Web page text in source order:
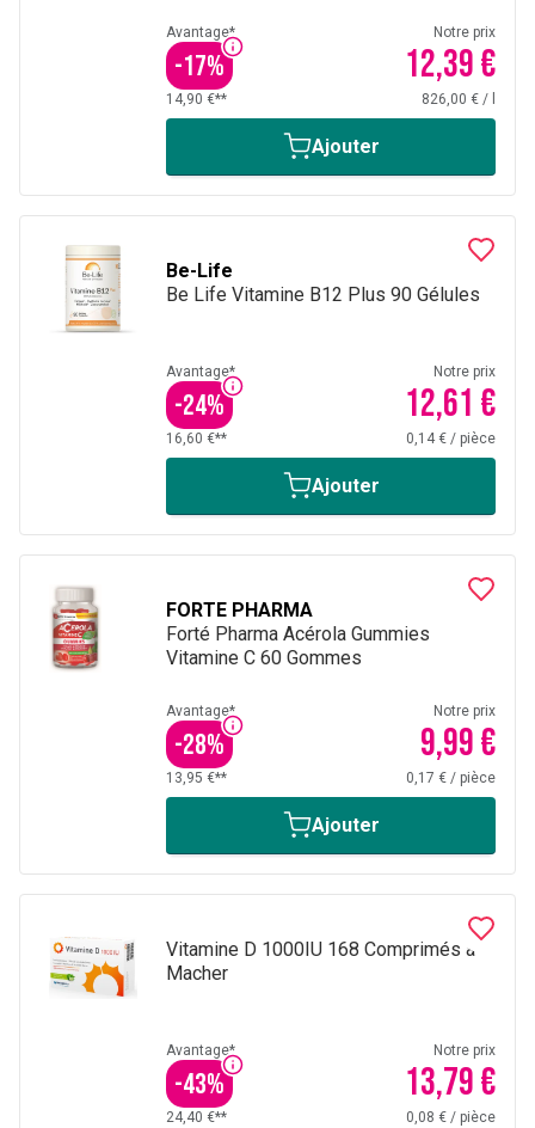
Avantage*
-17%
Notre prix
12,39 €
14,90 €** 826,00 € /
Ajouter
Be-Life
Be Life Vitamine B12 Plus 90 Gélules
Avantage*
-24%
Notre prix
12,61 €
16,60 €** 0,14 € / pièce
Ajouter
FORTE PHARMA
Forté Pharma Acérola Gummies
Vitamine C 60 Gommes
Avantage*
-28%
Notre prix
9,99 €
13,95 €** 0,17 € / pièce
Ajouter
Vitamine D 1000IU 168 Comprimés à
Macher
Avantage*
-43%
Notre prix
13,79 €
24,40 €** 0,08 € / pièce